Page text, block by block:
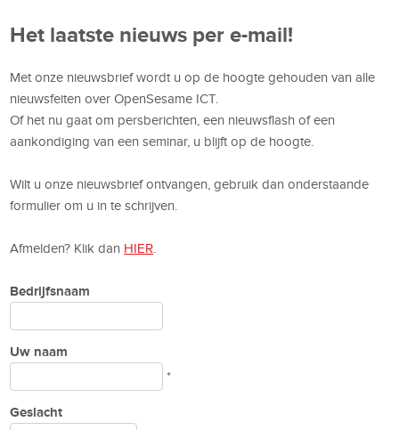
Het laatste nieuws per e-mail!
Met onze nieuwsbrief wordt u op de hoogte gehouden van alle
nieuwsfeiten over OpenSesame ICT.
Of het nu gaat om persberichten, een nieuwsflash of een
aankondiging van een seminar, u blijft op de hoogte.
Wilt u onze nieuwsbrief ontvangen, gebruik dan onderstaande
formulier om u in te schrijven.
Afmelden? Klik dan HIER
Bedrijfsnaam
Uw naam
*
Geslacht